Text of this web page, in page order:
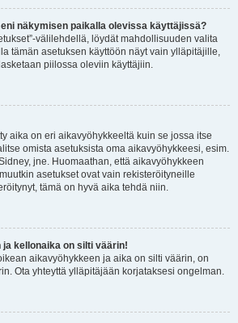
näkymisen paikalla olevissa käyttäjissä?
välilehdellä, löydät mahdollisuuden valita
tämän asetuksen käyttöön näyt vain ylläpitäjille,
piilossa oleviin käyttäjiin.
aika on eri aikavyöhykkeeltä kuin se jossa itse
omista asetuksista oma aikavyöhykkeesi, esim.
jne. Huomaathan, että aikavyöhykkeen
asetukset ovat vain rekisteröityneille
tämä on hyvä aika tehdä niin.
kellonaika on silti väärin!
aikavyöhykkeen ja aika on silti väärin, on
Ota yhteyttä ylläpitäjään korjataksesi ongelman.